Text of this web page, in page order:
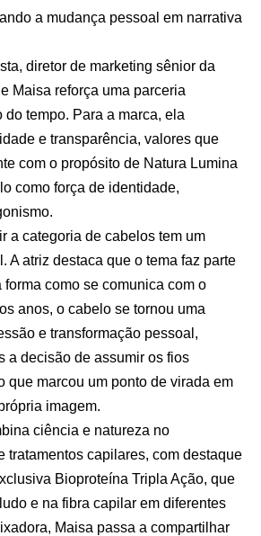
a mudança pessoal em narrativa
diretor de marketing sênior da
Maisa reforça uma parceria
tempo. Para a marca, ela
e transparência, valores que
com o propósito de Natura Lumina
como força de identidade,
a categoria de cabelos tem um
A atriz destaca que o tema faz parte
como se comunica com o
anos, o cabelo se tornou uma
e transformação pessoal,
a decisão de assumir os fios
que marcou um ponto de virada em
imagem.
ciência e natureza no
tratamentos capilares, com destaque
Bioproteína Tripla Ação, que
e na fibra capilar em diferentes
Maisa passa a compartilhar